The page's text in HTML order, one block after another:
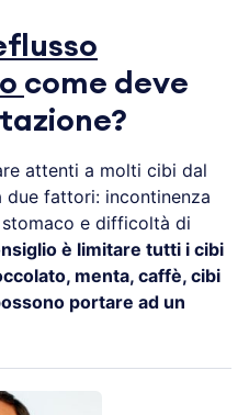
come deve
attenti a molti cibi dal
due fattori: incontinenza
e difficoltà di
è limitare tutti i cibi
menta, caffè, cibi
portare ad un